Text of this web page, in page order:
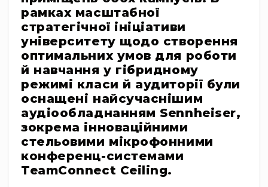
розподіл
RF
кабелі
RF
роз'їєми
Тайм-
коди
Генератори
тайм-
кодів
Приймачі
та
передавачі
рамках масштабної
стратегічної ініціативи
університету щодо створення
оптимальних умов для роботи
й навчання у гібридному
режимі класи й аудиторії були
оснащені найсучаснішим
аудіообладнанням Sennheiser,
зокрема інноваційними
стельовими мікрофонними
конференц-системами
TeamConnect Ceiling.